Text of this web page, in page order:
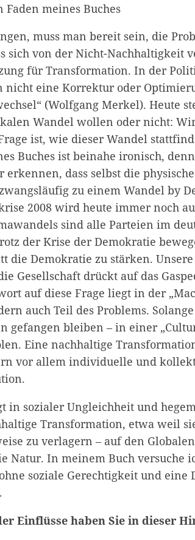
meines Buches
muss man bereit sein, die
von der Nicht-Nachhaltigkeit
für Transformation. In der
eine Korrektur oder
(Wolfgang Merkel). Heute
Wandel wollen oder nicht:
ist, wie dieser Wandel
Buches ist beinahe ironisch,
erkennen, dass selbst die
zu einem Wandel by
2008 wird heute immer noch
sind alle Parteien im
der Krise der Demokratie
die Demokratie zu stärken.
Gesellschaft drückt auf das
auf diese Frage liegt in der
auch Teil des Problems.
bleiben – in einer
Eine nachhaltige
vor allem individuelle und
in sozialer Ungleichheit und
Transformation, etwa weil
zu verlagern – auf den
Natur. In meinem Buch versuche
soziale Gerechtigkeit und eine
Einflüsse haben Sie in dieser